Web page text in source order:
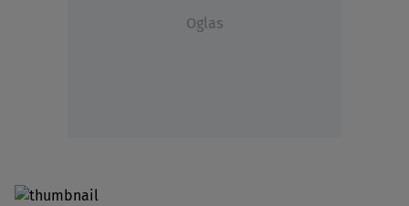
Oglas